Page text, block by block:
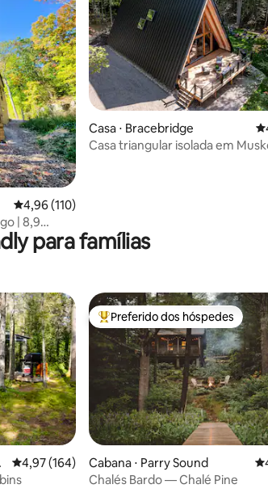
4,96 de uma avaliação média de 5, 110
4,96 (110)
| 8,9
de
Casa ⋅ Bracebridge
Casa triangular isolada em
para famílias
dos hóspedes
4,97 de uma avaliação média de 5, 164
4,97 (164)
Entre os melhores preferidos
Preferido dos hóspedes
Cabana ⋅ Parry Sound
Chalés Bardo — Chalé Pine